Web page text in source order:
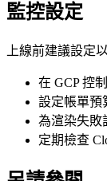
監控設定
上線前建議設定
在 GCP 控
設定帳單預
為渲染失敗
定期檢查